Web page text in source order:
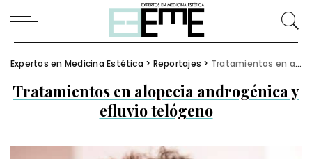
Expertos en Medicina Estética > Reportajes > Tratamientos en alopecia androgénica y efluvio telógeno
Tratamientos en alopecia androgénica y
efluvio telógeno